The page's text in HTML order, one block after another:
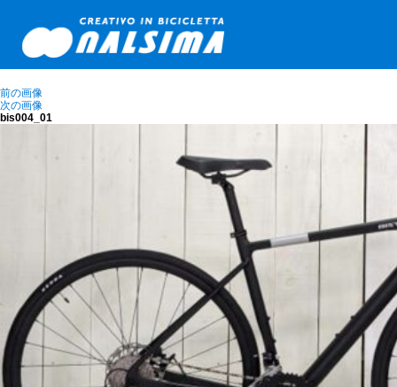
前の画像
次の画像
bis004_01